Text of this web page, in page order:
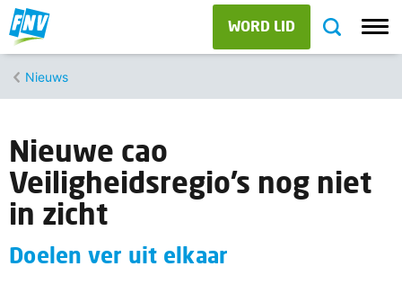
WORD LID
Nieuws
Nieuwe cao
Veiligheidsregio’s nog niet
in zicht
Doelen ver uit elkaar